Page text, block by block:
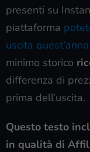
presenti su
piattaforma
uscita quest’anno
minimo storico
differenza di
prima dell’uscita.
Questo testo
in qualità di